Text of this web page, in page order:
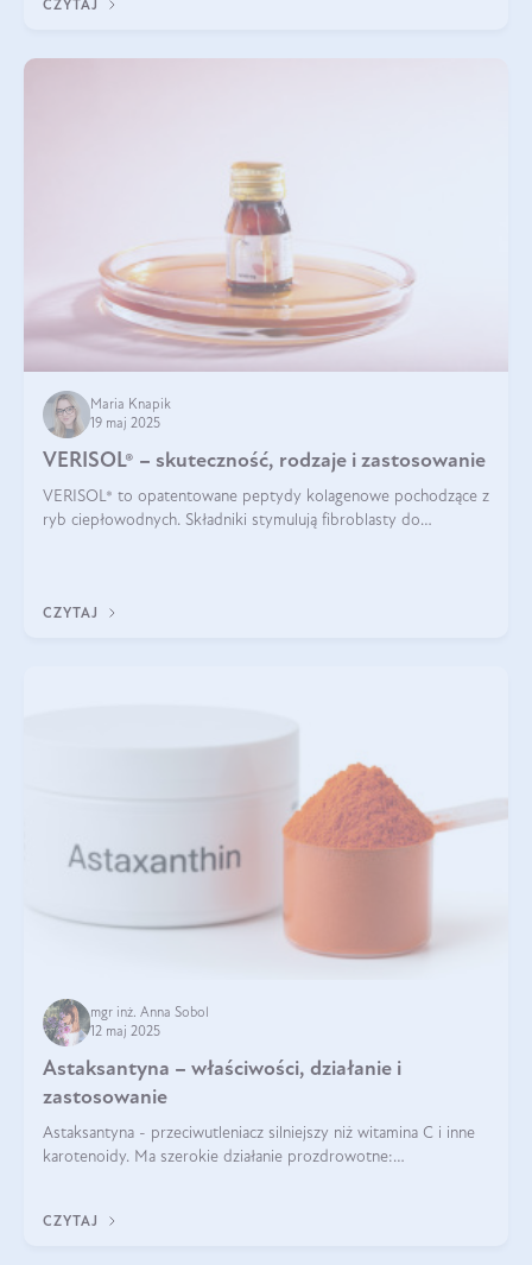
CZYTAJ
Maria Knapik
19 maj 2025
VERISOL® – skuteczność, rodzaje i zastosowanie
VERISOL® to opatentowane peptydy kolagenowe pochodzące z
ryb ciepłowodnych. Składniki stymulują fibroblasty do
CZYTAJ
mgr inż. Anna Sobol
12 maj 2025
Astaksantyna – właściwości, działanie i
zastosowanie
Astaksantyna - przeciwutleniacz silniejszy niż witamina C i inne
karotenoidy. Ma szerokie działanie prozdrowotne:
CZYTAJ